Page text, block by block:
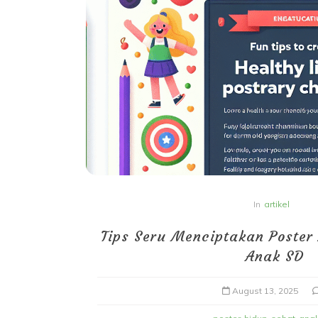
In artikel
Tips Seru Menciptakan
Anak SD
August 13, 2025